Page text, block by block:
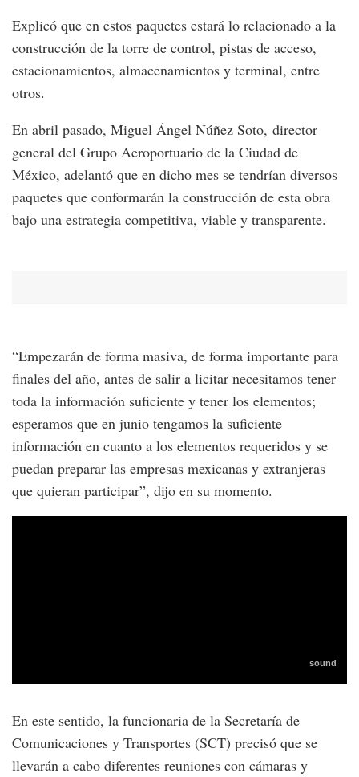
Explicó que en estos paquetes estará lo relacionado a la
construcción de la torre de control, pistas de acceso,
estacionamientos, almacenamientos y terminal, entre
otros.
En abril pasado, Miguel Ángel Núñez Soto, director
general del Grupo Aeroportuario de la Ciudad de
México, adelantó que en dicho mes se tendrían diversos
paquetes que conformarán la construcción de esta obra
bajo una estrategia competitiva, viable y transparente.
“Empezarán de forma masiva, de forma importante para
finales del año, antes de salir a licitar necesitamos tener
toda la información suficiente y tener los elementos;
esperamos que en junio tengamos la suficiente
información en cuanto a los elementos requeridos y se
puedan preparar las empresas mexicanas y extranjeras
que quieran participar”, dijo en su momento.
En este sentido, la funcionaria de la Secretaría de
Comunicaciones y Transportes (SCT) precisó que se
llevarán a cabo diferentes reuniones con cámaras y